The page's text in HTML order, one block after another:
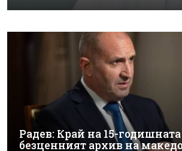
Радев: Край на 15-годишната
безценният архив на